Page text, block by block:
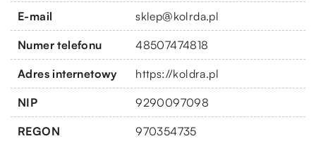
E-mail sklep@kolrda.pl
Numer telefonu 48507474818
Adres internetowy https://koldra.pl
NIP 9290097098
REGON 970354735